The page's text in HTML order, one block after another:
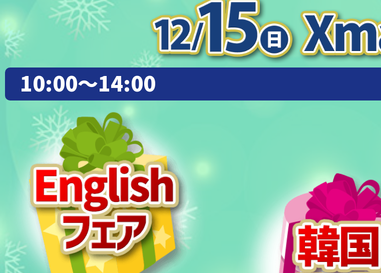
10:00～14:00